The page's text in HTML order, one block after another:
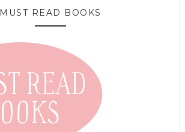
MUST READ BOOKS